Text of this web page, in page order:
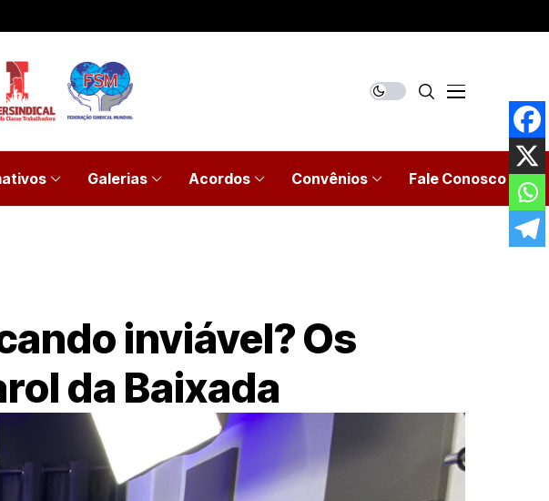
Galerias Acordos Convênios Fale Conosco
inviável? Os
da Baixada